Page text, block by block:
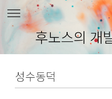
본문 바로가기
후노스의 개
성수동덕